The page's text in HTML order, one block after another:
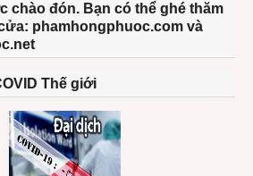
chào đón. Bạn có thể ghé thăm
phamhongphuoc.com và
Thế giới